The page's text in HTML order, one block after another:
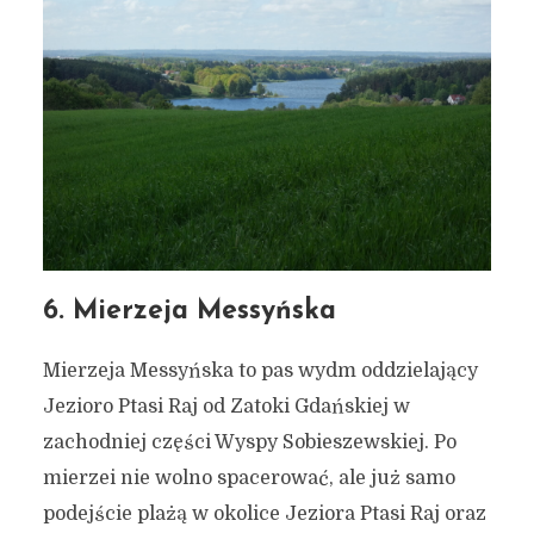
6. Mierzeja Messyńska
Mierzeja Messyńska to pas wydm oddzielający
Jezioro Ptasi Raj od Zatoki Gdańskiej w
zachodniej części Wyspy Sobieszewskiej. Po
mierzei nie wolno spacerować, ale już samo
podejście plażą w okolice Jeziora Ptasi Raj oraz